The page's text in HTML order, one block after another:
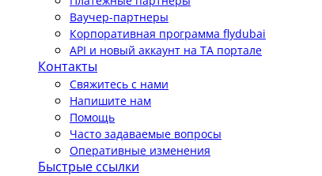
Ваучер-партнеры
Корпоративная программа flydubai
API и новый аккаунт на TA портале
Контакты
Свяжитесь с нами
Напишите нам
Помощь
Часто задаваемые вопросы
Оперативные изменения
Быстрые ссылки